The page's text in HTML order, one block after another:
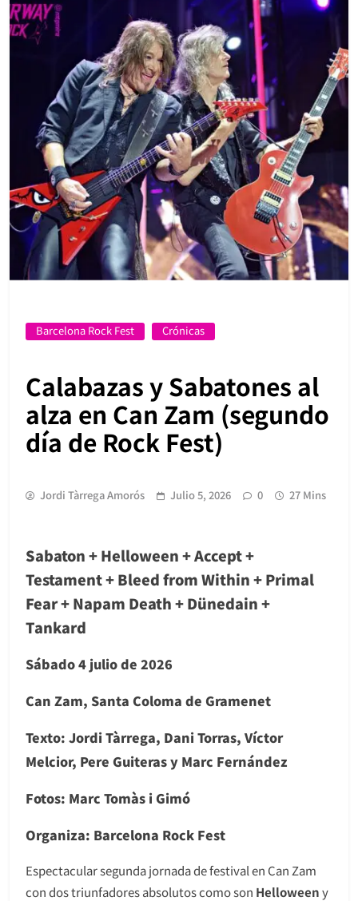
Barcelona Rock Fest Crónicas
Calabazas y Sabatones al
alza en Can Zam (segundo
día de Rock Fest)
Jordi Tàrrega Amorós Julio 5, 2026 0 27 Mins
Sabaton + Helloween + Accept +
Testament + Bleed from Within + Primal
Fear + Napam Death + Dünedain +
Tankard
Sábado 4 julio de 2026
Can Zam, Santa Coloma de Gramenet
Texto: Jordi Tàrrega, Dani Torras, Víctor
Melcior, Pere Guiteras y Marc Fernández
Fotos: Marc Tomàs i Gimó
Organiza: Barcelona Rock Fest
Espectacular segunda jornada de festival en Can Zam
con dos triunfadores absolutos como son Helloweeny